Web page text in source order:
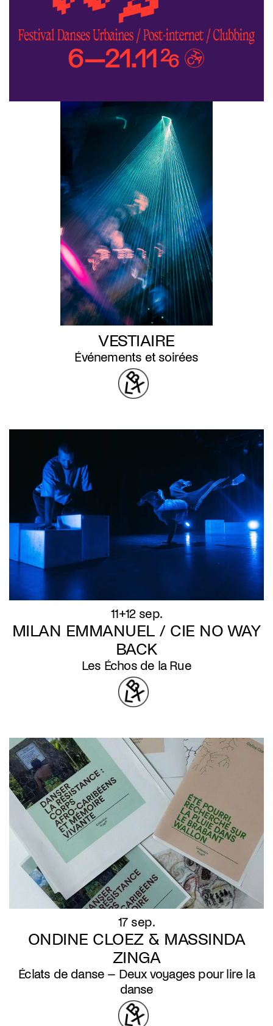
VESTIAIRE
Événements et soirées
11+12 sep.
MILAN EMMANUEL / CIE NO WAY
BACK
Les Échos de la Rue
17 sep.
ONDINE CLOEZ & MASSINDA
ZINGA
Éclats de danse – Deux voyages pour lire la
danse